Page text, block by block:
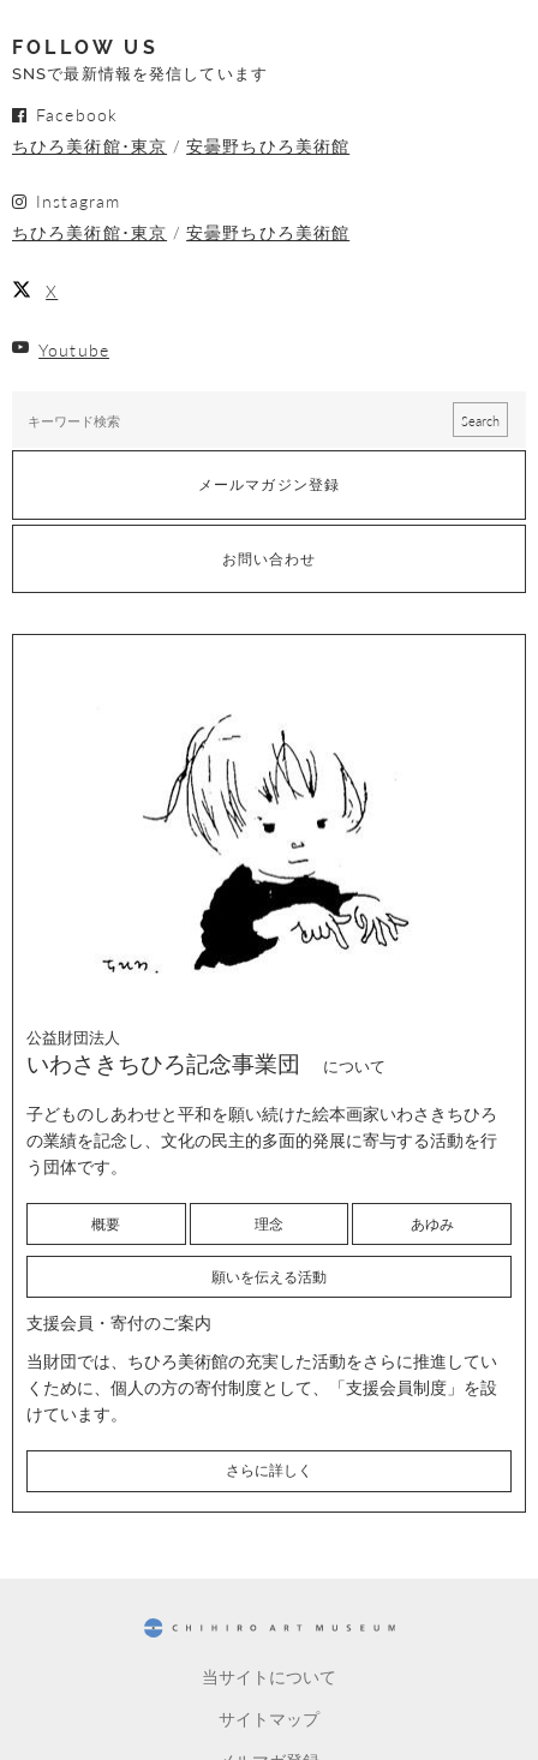
FOLLOW US
SNSで最新情報を発信しています
Facebook
ちひろ美術館･東京
安曇野ちひろ美術館
Instagram
ちひろ美術館･東京
安曇野ちひろ美術館
X
Youtube
メールマガジン登録
お問い合わせ
公益財団法人
いわさきちひろ記念事業団 について
子どものしあわせと平和を願い続けた絵本画家いわさきちひろ
の業績を記念し、文化の民主的多面的発展に寄与する活動を行
う団体です。
概要 理念 あゆみ
願いを伝える活動
支援会員・寄付のご案内
当財団では、ちひろ美術館の充実した活動をさらに推進してい
くために、個人の方の寄付制度として、「支援会員制度」を設
けています。
さらに詳しく
当サイトについて
サイトマップ